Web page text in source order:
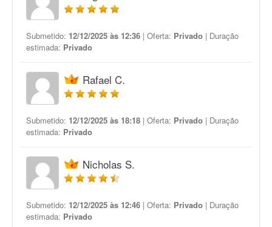
Submetido: 12/12/2025 às 12:36 | Oferta: Privado | Duração
estimada: Privado
Rafael C.
Submetido: 12/12/2025 às 18:18 | Oferta: Privado | Duração
estimada: Privado
Nicholas S.
Submetido: 12/12/2025 às 12:46 | Oferta: Privado | Duração
estimada: Privado